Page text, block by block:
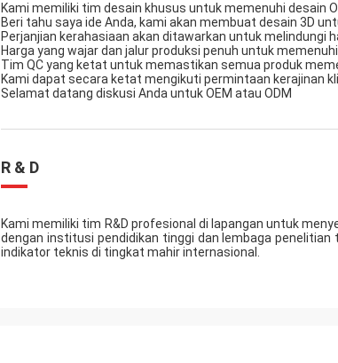
Kami memiliki tim desain khusus untuk memenuhi desain
Beri tahu saya ide Anda, kami akan membuat desain 3D
Perjanjian kerahasiaan akan ditawarkan untuk melindungi
Harga yang wajar dan jalur produksi penuh untuk
Tim QC yang ketat untuk memastikan semua produk
Kami dapat secara ketat mengikuti permintaan kerajinan
Selamat datang diskusi Anda untuk OEM atau ODM
R & D
Kami memiliki tim R&D profesional di lapangan untuk
dengan institusi pendidikan tinggi dan lembaga
indikator teknis di tingkat mahir internasional.